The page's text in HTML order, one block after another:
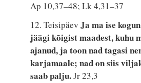
Ap 10,37–48; Lk 4,31–37
12. TeisipäevJa ma ise
jäägi kõigist maadest, kuhu
ajanud, ja toon nad tagasi
karjamaale; nad on siis
saab palju.Jr 23,3